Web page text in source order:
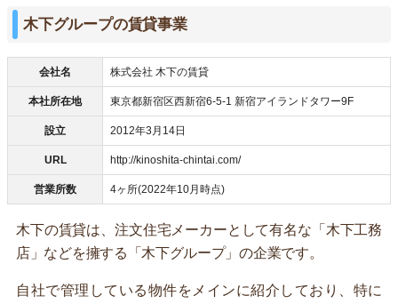
木下グループの賃貸事業
会社名 株式会社 木下の賃貸
本社所在地 東京都新宿区西新宿6-5-1 新宿アイランドタワー9F
設立 2012年3月14日
URL http://kinoshita-chintai.com/
営業所数 4ヶ所(2022年10月時点)
木下の賃貸は、注文住宅メーカーとして有名な「木下工務
店」などを擁する「木下グループ」の企業です。
自社で管理している物件をメインに紹介しており、特に